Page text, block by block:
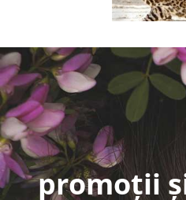
promoții